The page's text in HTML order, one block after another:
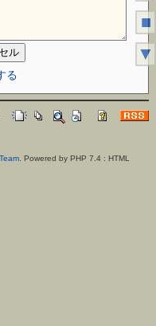
る
. Powered by PHP 7.4 : HTML
■
▼